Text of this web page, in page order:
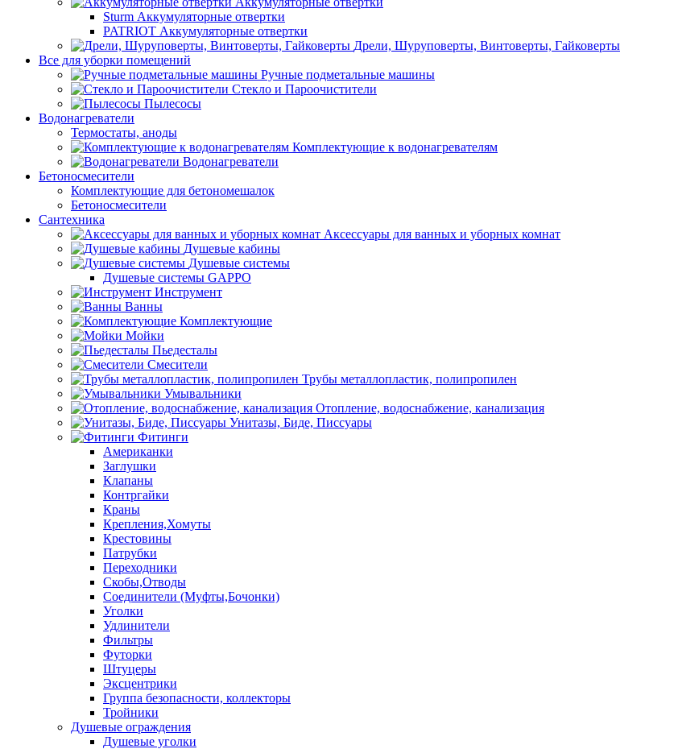
Sturm Аккумуляторные отвертки
PATRIOT Аккумуляторные отвертки
Дрели, Шуруповерты, Винтоверты, Гайковерты
Все для уборки помещений
Ручные подметальные машины
Стекло и Пароочистители
Пылесосы
Водонагреватели
Термостаты, аноды
Комплектующие к водонагревателям
Водонагреватели
Бетоносмесители
Комплектующие для бетономешалок
Бетоносмесители
Сантехника
Аксессуары для ванных и уборных комнат
Душевые кабины
Душевые системы
Душевые системы GAPPO
Инструмент
Ванны
Комплектующие
Мойки
Пьедесталы
Смесители
Трубы металлопластик, полипропилен
Умывальники
Отопление, водоснабжение, канализация
Унитазы, Биде, Писсуары
Фитинги
Американки
Заглушки
Клапаны
Контргайки
Краны
Крепления,Хомуты
Крестовины
Патрубки
Переходники
Скобы,Отводы
Соединители (Муфты,Бочонки)
Уголки
Удлинители
Фильтры
Футорки
Штуцеры
Эксцентрики
Группа безопасности, коллекторы
Тройники
Душевые ограждения
Душевые уголки